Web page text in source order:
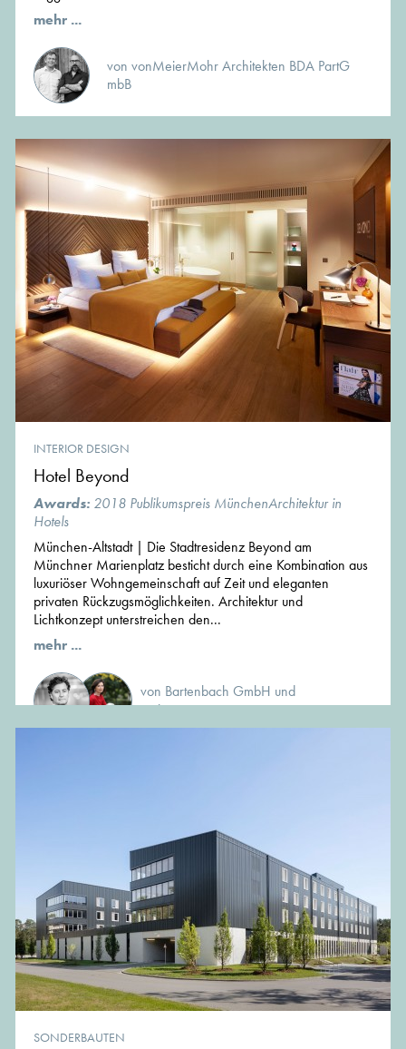
mehr ...
von vonMeierMohr Architekten BDA PartG
mbB
INTERIOR DESIGN
Hotel Beyond
Awards: 2018 Publikumspreis MünchenArchitektur in
Hotels
München-Altstadt | Die Stadtresidenz Beyond am
Münchner Marienplatz besticht durch eine Kombination aus
luxuriöser Wohngemeinschaft auf Zeit und eleganten
privaten Rückzugsmöglichkeiten. Architektur und
Lichtkonzept unterstreichen den...
mehr ...
von Bartenbach GmbH und
weiteren
SONDERBAUTEN